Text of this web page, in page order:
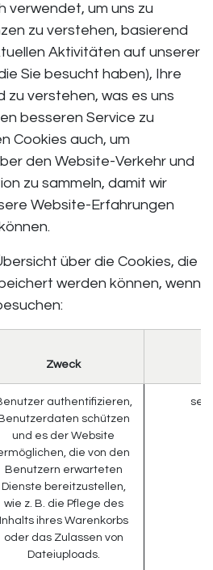
verwendet, um uns zu
zu verstehen, basierend
Aktivitäten auf unserer
Sie besucht haben), Ihre
zu verstehen, was es uns
besseren Service zu
Cookies auch, um
den Website-Verkehr und
zu sammeln, damit wir
Website-Erfahrungen
über die Cookies, die
werden können, wenn
Zweck
authentifizieren,
Benutzerdaten schützen
und es der Website
die von den
Benutzern erwarteten
Dienste bereitzustellen,
wie z. B. die Pflege des
Inhalts ihres Warenkorbs
oder das Zulassen von
Dateiuploads.